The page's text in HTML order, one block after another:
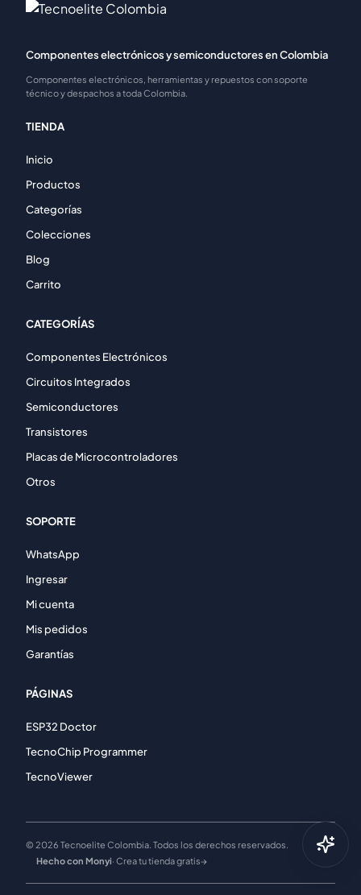
Componentes electrónicos y semiconductores en Colombia
Componentes electrónicos, herramientas y repuestos con soporte
técnico y despachos a toda Colombia.
TIENDA
Inicio
Productos
Categorías
Colecciones
Blog
Carrito
CATEGORÍAS
Componentes Electrónicos
Circuitos Integrados
Semiconductores
Transistores
Placas de Microcontroladores
Otros
SOPORTE
WhatsApp
Ingresar
Mi cuenta
Mis pedidos
Garantías
PÁGINAS
ESP32 Doctor
TecnoChip Programmer
TecnoViewer
© 2026 Tecnoelite Colombia. Todos los derechos reservados.
Hecho con Monyi· Crea tu tienda gratis→